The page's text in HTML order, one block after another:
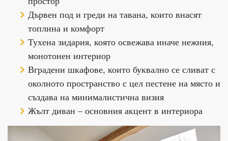
Дървен под и греди на тавана, които внасят
топлина и комфорт
Тухена зидария, която освежава иначе нежния,
монотонен интериор
Вградени шкафове, които буквално се сливат с
околното пространство с цел пестене на място и
създава на минималистична визия
Жълт диван – основния акцент в интериора